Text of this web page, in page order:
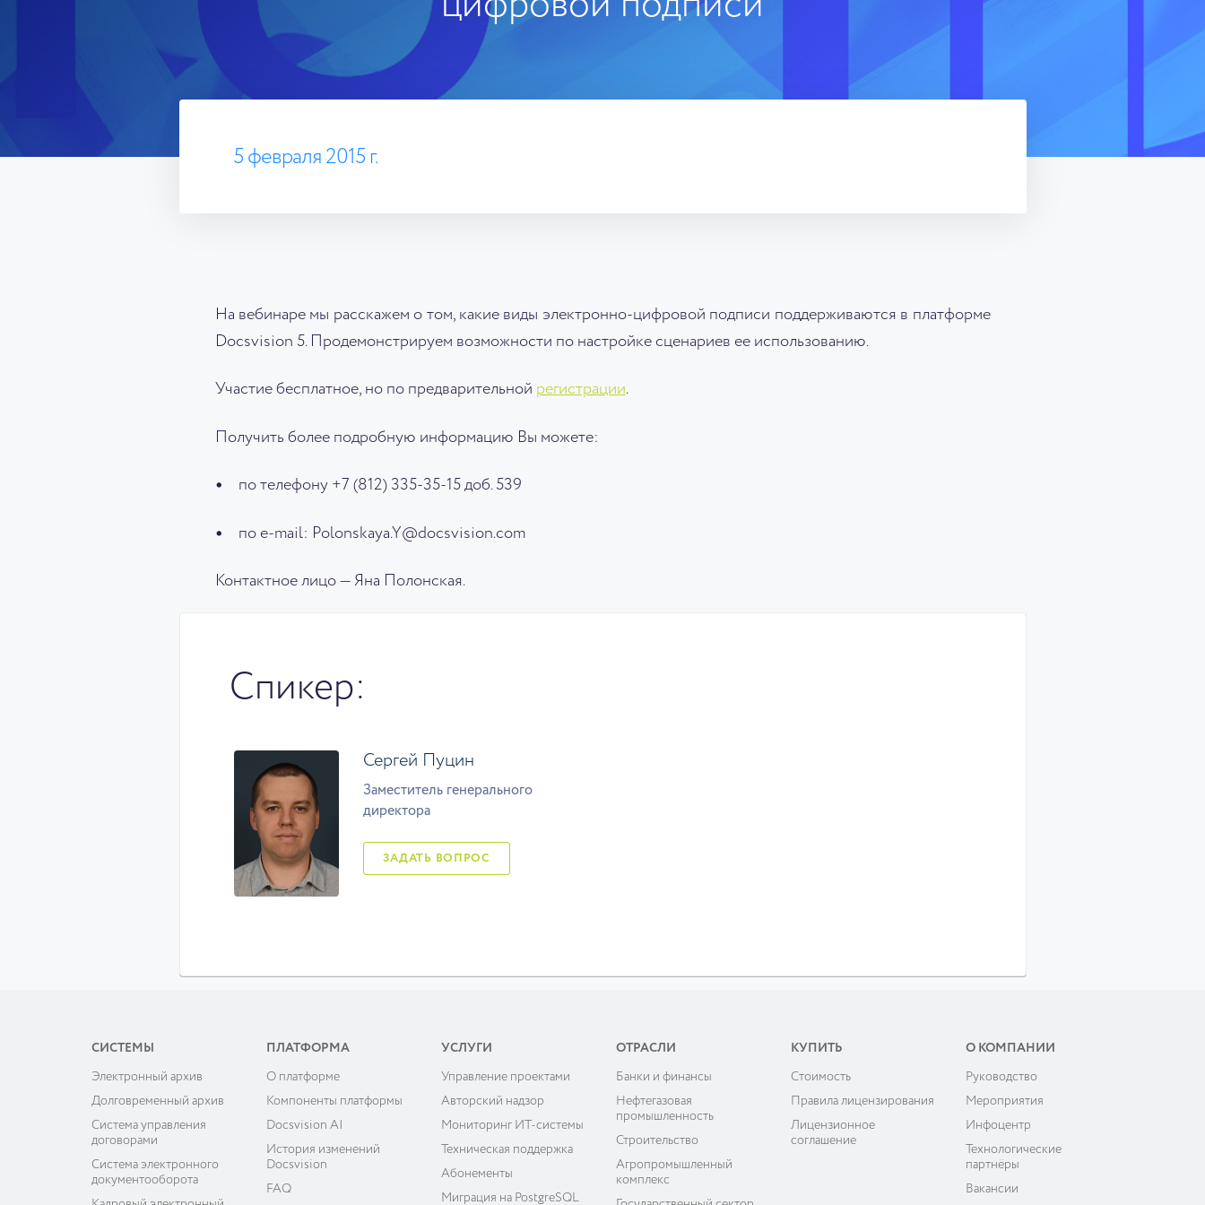
5 февраля 2015 г.
На вебинаре мы расскажем о том, какие виды электронно-цифровой подписи поддерживаются в платформе
Docsvision 5. Продемонстрируем возможности по настройке сценариев ее использованию.
Участие бесплатное, но по предварительной регистрации.
Получить более подробную информацию Вы можете:
по телефону +7 (812) 335-35-15 доб. 539
по e-mail: Polonskaya.Y@docsvision.com
Контактное лицо — Яна Полонская.
Спикер:
Сергей Пуцин
Заместитель генерального
директора
ЗАДАТЬ ВОПРОС
СИСТЕМЫ
Электронный архив
Долговременный архив
Система управления
договорами
Система электронного
документооборота
ПЛАТФОРМА
О платформе
Компоненты платформы
Docsvision AI
История изменений
Docsvision
FAQ
УСЛУГИ
Управление проектами
Авторский надзор
Мониторинг ИТ-системы
Техническая поддержка
Абонементы
Миграция на PostgreSQL
ОТРАСЛИ
Банки и финансы
Нефтегазовая
промышленность
Строительство
Агропромышленный
комплекс
КУПИТЬ
Cтоимость
Правила лицензирования
Лицензионное
соглашение
О КОМПАНИИ
Руководство
Мероприятия
Инфоцентр
Технологические
партнёры
Вакансии